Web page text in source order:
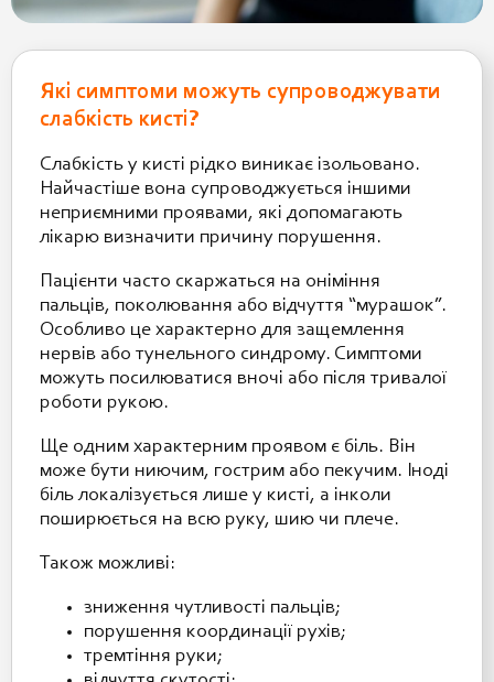
Які симптоми можуть супроводжувати
слабкість кисті?
Слабкість у кисті рідко виникає ізольовано.
Найчастіше вона супроводжується іншими
неприємними проявами, які допомагають
лікарю визначити причину порушення.
Пацієнти часто скаржаться на оніміння
пальців, поколювання або відчуття “мурашок”.
Особливо це характерно для защемлення
нервів або тунельного синдрому. Симптоми
можуть посилюватися вночі або після тривалої
роботи рукою.
Ще одним характерним проявом є біль. Він
може бути ниючим, гострим або пекучим. Іноді
біль локалізується лише у кисті, а інколи
поширюється на всю руку, шию чи плече.
Також можливі:
зниження чутливості пальців;
порушення координації рухів;
тремтіння руки;